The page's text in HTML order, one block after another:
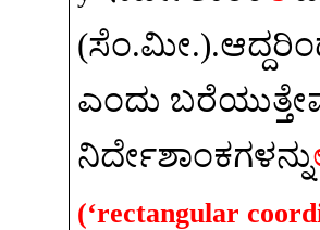
(ಸೆಂ.ಮೀ.).
ಎಂದು
ನಿರ್ದೇಶಾಂಕಗಳನ್ನು
(‘rectangular